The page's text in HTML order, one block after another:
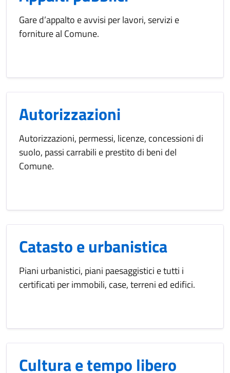
Gare d’appalto e avvisi per lavori, servizi e
forniture al Comune.
Autorizzazioni
Autorizzazioni, permessi, licenze, concessioni di
suolo, passi carrabili e prestito di beni del
Comune.
Catasto e urbanistica
Piani urbanistici, piani paesaggistici e tutti i
certificati per immobili, case, terreni ed edifici.
Cultura e tempo libero